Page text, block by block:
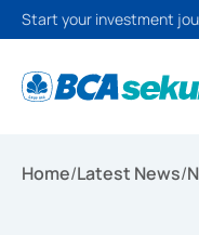
Start your investment
Home/Latest News/